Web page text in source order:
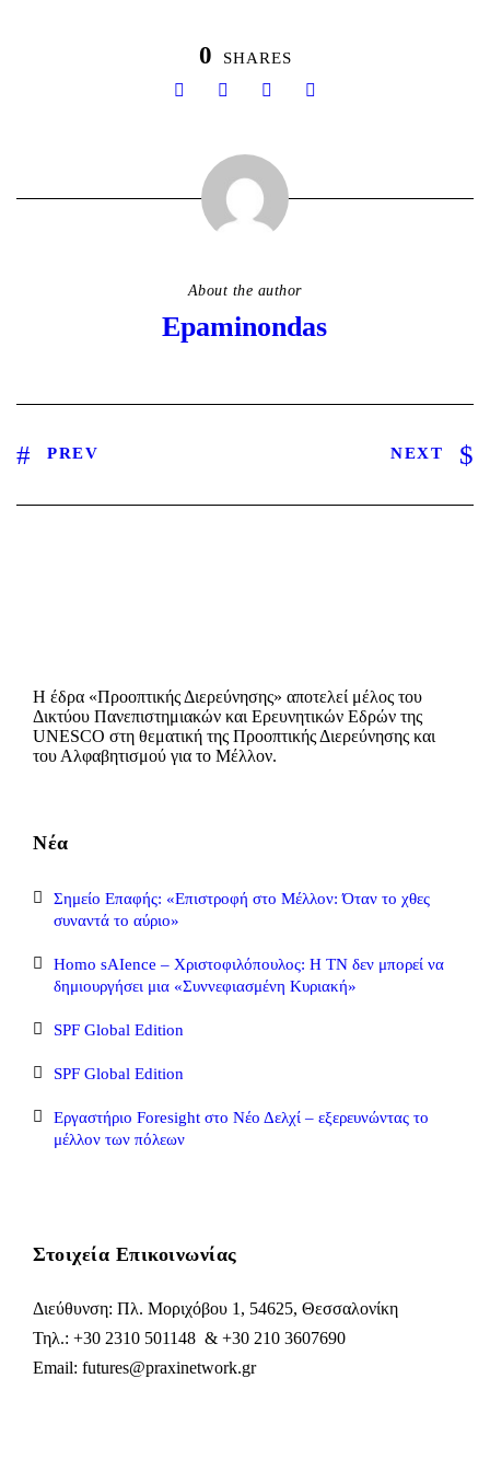
0 SHARES
About the author
Epaminondas
PREV NEXT
Η έδρα «Προοπτικής Διερεύνησης» αποτελεί μέλος του
Δικτύου Πανεπιστημιακών και Ερευνητικών Εδρών της
UNESCO στη θεματική της Προοπτικής Διερεύνησης και
του Αλφαβητισμού για το Μέλλον.
Νέα
Σημείο Επαφής: «Επιστροφή στο Μέλλον: Όταν το χθες
συναντά το αύριο»
Homo sAIence – Χριστοφιλόπουλος: Η ΤΝ δεν μπορεί να
δημιουργήσει μια «Συννεφιασμένη Κυριακή»
SPF Global Edition
SPF Global Edition
Εργαστήριο Foresight στο Νέο Δελχί – εξερευνώντας το
μέλλον των πόλεων
Στοιχεία Επικοινωνίας
Διεύθυνση: Πλ. Μοριχόβου 1, 54625, Θεσσαλονίκη
Τηλ.: +30 2310 501148 & +30 210 3607690
Email: futures@praxinetwork.gr